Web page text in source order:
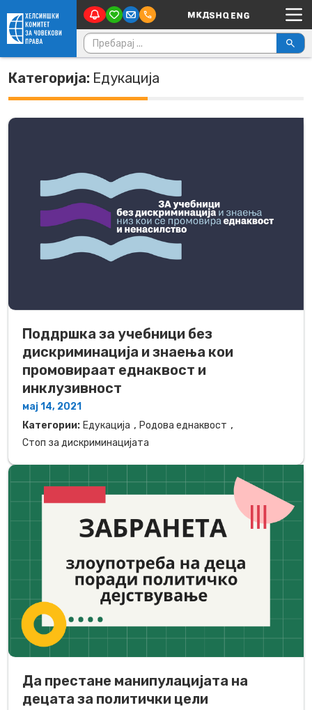
Skip to content Main Navigation
Пребарувај за:
Категорија: Едукација
Поддршка за учебници без
дискриминација и знаења кои
промовираат еднаквост и
инклузивност
мај 14, 2021
Категории: Едукација , Родова еднаквост ,
Стоп за дискриминацијата
Да престане манипулацијата на
децата за политички цели